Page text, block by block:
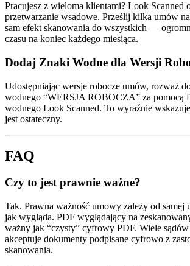
Pracujesz z wieloma klientami? Look Scanned
przetwarzanie wsadowe. Prześlij kilka umów
sam efekt skanowania do wszystkich —
czasu na koniec każdego miesiąca.
Dodaj Znaki Wodne dla Wersji
Udostępniając wersje robocze umów, rozważ
wodnego “WERSJA ROBOCZA” za pomocą
wodnego Look Scanned. To wyraźnie
jest ostateczny.
FAQ
Czy to jest prawnie ważne?
Tak. Prawna ważność umowy zależy od samej
jak wygląda. PDF wyglądający na
ważny jak “czysty” cyfrowy PDF. Wiele
akceptuje dokumenty podpisane cyfrowo z
skanowania.